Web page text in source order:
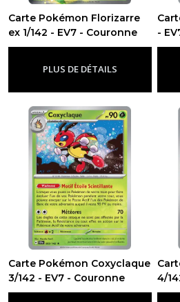
Carte Pokémon Florizarre
ex 1/142 - EV7 - Couronne
Stellaire-Ev7 - Couronne Stellaire
PLUS DE DÉTAILS
-
-Ev7
Carte Pokémon Coxyclaque
3/142 - EV7 - Couronne
Stellaire-Ev7 - Couronne Stellaire
4/
ME01
-
Méga
évolution
PROMO
(107)
EV10.5
-
Foudre
Noire
(66)
EV10.5
-
Flamme